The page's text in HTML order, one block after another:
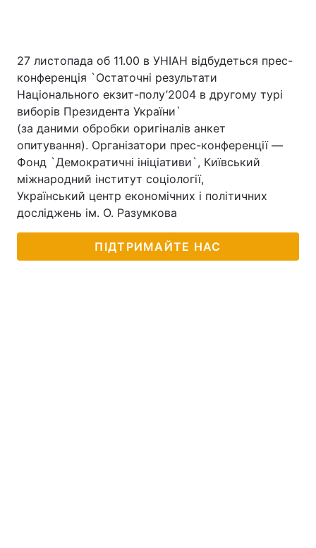
27 листопада об 11.00 в УНІАН відбудеться прес-
конференція `Остаточні результати
Національного екзит-полу’2004 в другому турі
виборів Президента України`
(за даними обробки оригіналів анкет
опитування). Організатори прес-конференції —
Фонд `Демократичні ініціативи`, Київський
міжнародний інститут соціології,
Український центр економічних і політичних
досліджень ім. О. Разумкова
ПІДТРИМАЙТЕ НАС